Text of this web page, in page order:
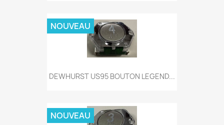
DEWHURST US95 BOUTON LEGEND...
NOUVEAU
NOUVEAU